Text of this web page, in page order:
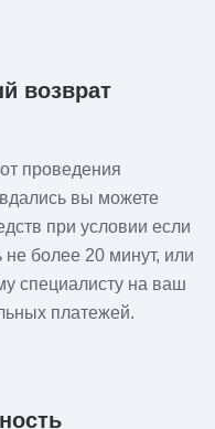
возврат
проведения
вы можете
при условии если
не более 20 минут, или
специалисту на ваш
платежей.